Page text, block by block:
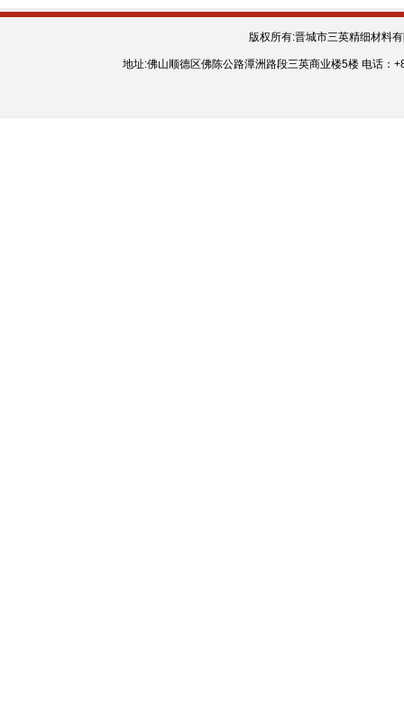
版权所有:晋城市三英精细材料
地址:佛山顺德区佛陈公路潭洲路段三英商业楼5楼 电话